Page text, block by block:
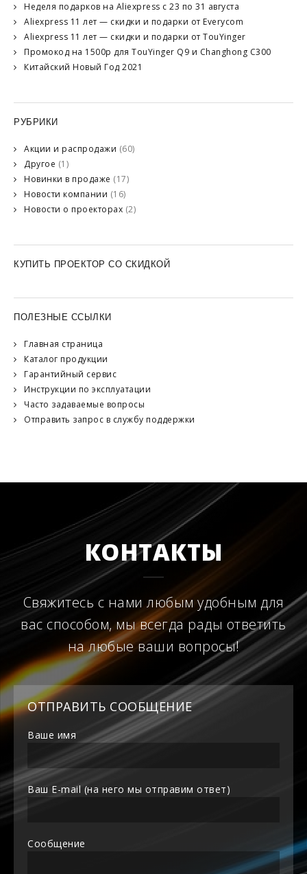
Неделя подарков на Aliexpress с 23 по 31 августа
Aliexpress 11 лет — скидки и подарки от Everycom
Aliexpress 11 лет — скидки и подарки от TouYinger
Промокод на 1500р для TouYinger Q9 и Changhong C300
Китайский Новый Год 2021
РУБРИКИ
Акции и распродажи (60)
Другое (1)
Новинки в продаже (17)
Новости компании (16)
Новости о проекторах (2)
КУПИТЬ ПРОЕКТОР СО СКИДКОЙ
ПОЛЕЗНЫЕ ССЫЛКИ
Главная страница
Каталог продукции
Гарантийный сервис
Инструкции по эксплуатации
Часто задаваемые вопросы
Отправить запрос в службу поддержки
КОНТАКТЫ
Свяжитесь с нами любым удобным для
вас способом, мы всегда рады ответить
на любые ваши вопросы!
ОТПРАВИТЬ СООБЩЕНИЕ
Ваше имя
Ваш E-mail (на него мы отправим ответ)
Сообщение